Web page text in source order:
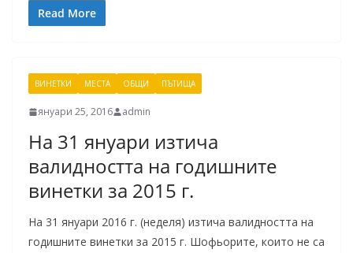
Read More
ВИНЕТКИ МЕСТА ОБЩИ ПЪТИЩА
януари 25, 2016 admin
На 31 януари изтича
валидността на годишните
винетки за 2015 г.
На 31 януари 2016 г. (неделя) изтича валидността на
годишните винетки за 2015 г. Шофьорите, които не са